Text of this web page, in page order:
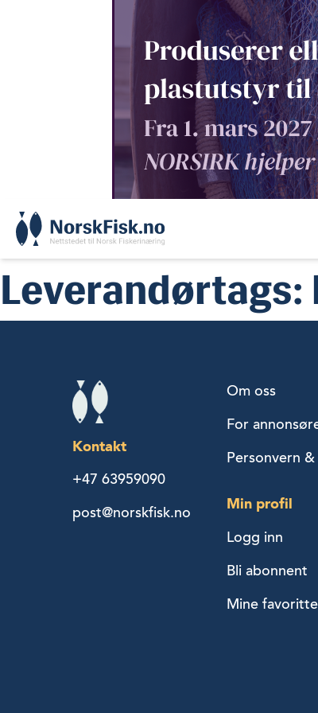
Leverandørtags:
Kontakt
+47 63959090
post@norskfisk.no
Om oss
For
Personvern
Min profil
Logg inn
Bli abonnent
Mine